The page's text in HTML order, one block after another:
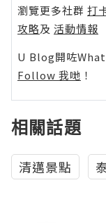
瀏覽更多社群 打
攻略及 活動情報
U Blog開咗
Follow 我哋 ！
相關話題
清邁景點